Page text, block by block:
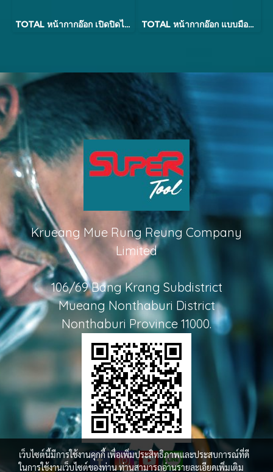
TOTAL หน้ากากอ๊อก เปิดปิดได้ แบบสวมหัวพลาสติกดำ รุ่น TSP9201 TOTAL หน้ากากอ๊อก แบบมือถือ พลาสติกดำ รุ่น TSP9102
Krueang Mue Rung Reung Company
Limited
106/69 Bang Krang Subdistrict
Mueang Nonthaburi District
Nonthaburi Province 11000.
เว็บไซต์นี้มีการใช้งานคุกกี้ เพื่อเพิ่มประสิทธิภาพและประสบการณ์ที่ดี
ในการใช้งานเว็บไซต์ของท่าน ท่านสามารถอ่านรายละเอียดเพิ่มเติม